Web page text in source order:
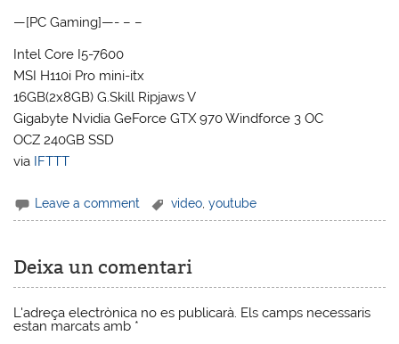
—[PC Gaming]—- – –
Intel Core I5-7600
MSI H110i Pro mini-itx
16GB(2x8GB) G.Skill Ripjaws V
Gigabyte Nvidia GeForce GTX 970 Windforce 3 OC
OCZ 240GB SSD
via IFTTT
Leave a comment video ,youtube
Deixa un comentari
L'adreça electrònica no es publicarà. Els camps necessaris
estan marcats amb *